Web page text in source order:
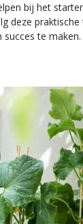
bij het
deze
te maken.